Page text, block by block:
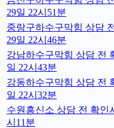
29일 22시51분
중랑구하수구막힘 상담
29일 22시46분
강남하수구막힘 상담 전
일 22시43분
강동하수구막힘 상담 전
일 22시32분
수원흥신소 상담 전 확인
시11분